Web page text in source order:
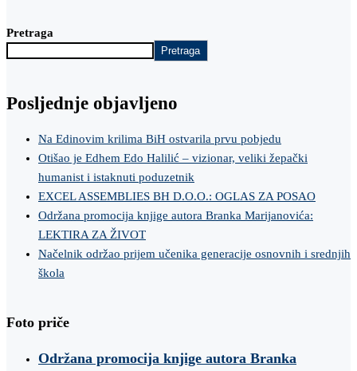
Pretraga
Pretraga
Posljednje objavljeno
Na Edinovim krilima BiH ostvarila prvu pobjedu
Otišao je Edhem Edo Halilić – vizionar, veliki žepački
humanist i istaknuti poduzetnik
EXCEL ASSEMBLIES BH D.O.O.: OGLAS ZA POSAO
Održana promocija knjige autora Branka Marijanovića:
LEKTIRA ZA ŽIVOT
Načelnik održao prijem učenika generacije osnovnih i srednjih
škola
Foto priče
Održana promocija knjige autora Branka